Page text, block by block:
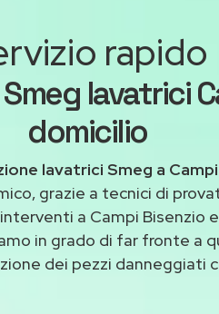
rapido
lavatrici
domicilio
lavatrici Smeg a
grazie a tecnici di
a Campi Bisenzio
in grado di far fronte a
dei pezzi danneggiati